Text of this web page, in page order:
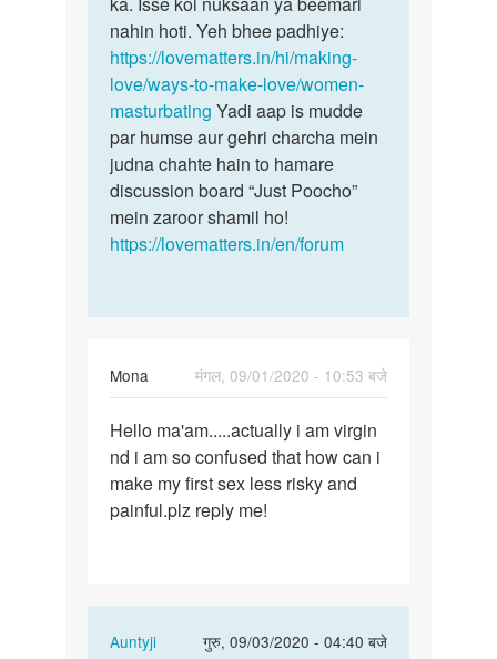
nahin hoti. Yeh bhee padhiye:
https://lovematters.in/hi/making-
love/ways-to-make-love/women-
masturbating Yadi aap is mudde
par humse aur gehri charcha mein
judna chahte hain to hamare
discussion board “Just Poocho”
mein zaroor shamil ho!
https://lovematters.in/en/forum
Mona
मंगल, 09/01/2020 - 10:53 बजे
Hello
ma'am.....actually
i…
Hello ma'am.....actually i am virgin
nd i am so confused that how can i
make my first sex less risky and
painful.plz reply me!
Auntyji
गुरु, 09/03/2020 - 04:40 बजे
In